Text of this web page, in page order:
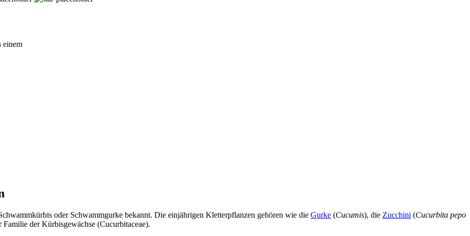
einem
oder Schwammgurke bekannt. Die einjährigen Kletterpflanzen gehören wie die Gurke (Cucumis), die Zucchini (Cucurbita pepo
Familie der Kürbisgewächse (Cucurbitaceae).